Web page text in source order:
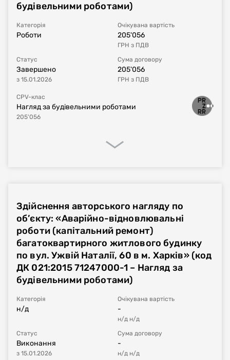
Період дії договору
UAH з ПДВ
Постачальник за
договором
Приватне підприємство "Будівельна фірма
"ПРОМТЕКС"
будівельними роботами)
Категорія
Роботи
Очікувана вартість
205'056
ГРН з ПДВ
Статус
Завершено
з 15.01.2026
Сума договору
205'056
ГРН з ПДВ
CPV-клас
Нагляд за будівельними роботами
205'056
Номер плану UA-P-2024-05-14-004775-a
Тип процедури Звіт про укладений договір
Номер договору, дата
укладання
UA-2024-05-14-004232-a-a1 від 07.05.2024
Період дії договору
UAH з ПДВ
Постачальник за
договором
Товариство з обмеженою відповідальністю
«МКС-ПЛЮС»
Здійснення авторського нагляду по
об’єкту: «Аварійно-відновлювальні
роботи (капітальний ремонт)
багатоквартирного житлового будинку
по вул. Ужвій Наталії, 60 в м. Харків» (код
ДК 021:2015 71247000-1 – Нагляд за
будівельними роботами)
Категорія
н/д
Очікувана вартість
-
н/д н/д
Статус
Виконання
з 15.01.2026
Сума договору
-
н/д н/д